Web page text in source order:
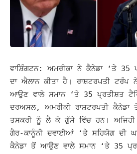
ਵਾਸ਼ਿੰਗਟਨ: ਅਮਰੀਕਾ ਨੇ ਕੈਨੇਡਾ ‘ਤੇ 35
ਦਾ ਐਲਾਨ ਕੀਤਾ ਹੈ। ਰਾਸ਼ਟਰਪਤੀ ਟਰੰਪ
ਆਉਣ ਵਾਲੇ ਸਮਾਨ ‘ਤੇ 35 ਪ੍ਰਤੀਸ਼ਤ
ਦਰਅਸਲ, ਅਮਰੀਕੀ ਰਾਸ਼ਟਰਪਤੀ ਕੈਨੇਡਾ
ਤਸਕਰੀ ਨੂੰ ਲੈ ਕੇ ਗੁੱਸੇ ਵਿੱਚ ਹਨ।
ਗੈਰ-ਕਾਨੂੰਨੀ ਦਵਾਈਆਂ ‘ਤੇ ਸਹਿਯੋਗ ਦੀ
ਕੈਨੇਡਾ ਤੋਂ ਆਉਣ ਵਾਲੇ ਸਮਾਨ ‘ਤੇ 35